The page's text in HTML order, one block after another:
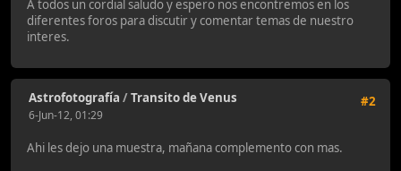
A todos un cordial saludo y espero nos encontremos en los
diferentes foros para discutir y comentar temas de nuestro
interes.
#2
Astrofotografía /Transito de Venus
6-Jun-12, 01:29
Ahi les dejo una muestra, mañana complemento con mas.